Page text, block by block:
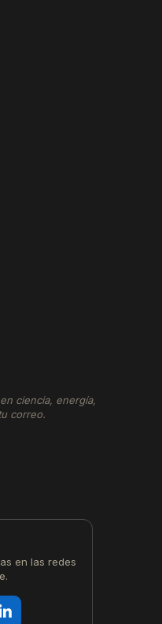
ciencia, energía,
correo.
en las redes